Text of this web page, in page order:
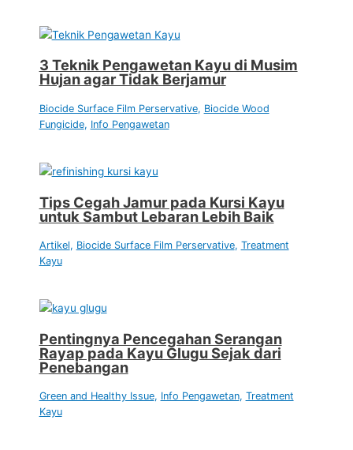
3 Teknik Pengawetan Kayu di Musim
Hujan agar Tidak Berjamur
Biocide Surface Film Perservative, Biocide Wood
Fungicide, Info Pengawetan
Tips Cegah Jamur pada Kursi Kayu
untuk Sambut Lebaran Lebih Baik
Artikel, Biocide Surface Film Perservative, Treatment
Kayu
Pentingnya Pencegahan Serangan
Rayap pada Kayu Glugu Sejak dari
Penebangan
Green and Healthy Issue, Info Pengawetan, Treatment
Kayu